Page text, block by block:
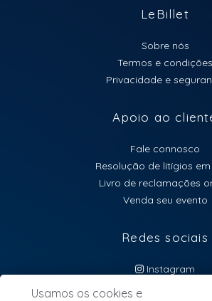
LeBillet
Sobre nós
Termos e condições
Privacidade e
Apoio ao
Fale connosco
Resolução de litígios
Livro de reclamações
Venda seu evento
Redes sociais
Instagram
Usamos os cookies e